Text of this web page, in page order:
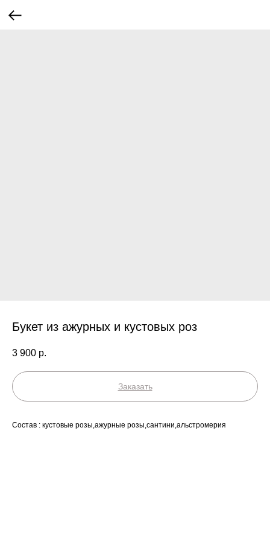
Букет из ажурных и кустовых роз
3 900 р.
Заказать
Состав : кустовые розы,ажурные розы,сантини,альстромерия